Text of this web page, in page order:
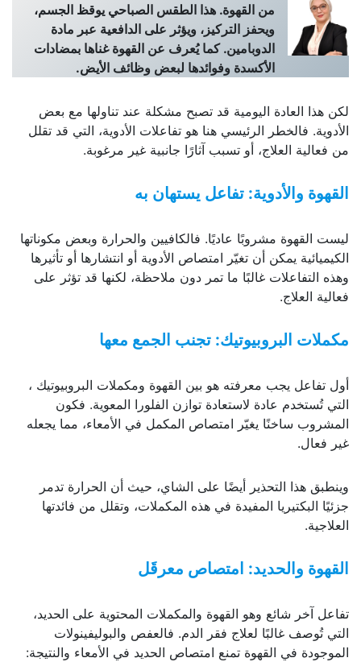
من القهوة. هذا الطقس الصباحي يوقظ الجسم،
ويحفز التركيز، ويؤثر على الدافعية عبر مادة
الدوبامين. كما يُعرف عن القهوة غناها بمضادات
الأكسدة وفوائدها لبعض وظائف الأيض.
لكن هذا العادة اليومية قد تصبح مشكلة عند تناولها مع بعض
الأدوية. فالخطر الرئيسي هنا هو تفاعلات الأدوية، التي قد تقلل
من فعالية العلاج، أو تسبب آثارًا جانبية غير مرغوبة.
القهوة والأدوية: تفاعل يستهان به
ليست القهوة مشروبًا عاديًا. فالكافيين والحرارة وبعض مكوناتها
الكيميائية يمكن أن تغيّر امتصاص الأدوية أو انتشارها أو تأثيرها
وهذه التفاعلات غالبًا ما تمر دون ملاحظة، لكنها قد تؤثر على
فعالية العلاج.
مكملات البروبيوتيك: تجنب الجمع معها
أول تفاعل يجب معرفته هو بين القهوة ومكملات البروبيوتيك ،
التي تُستخدم عادة لاستعادة توازن الفلورا المعوية. فكون
المشروب ساخنًا يغيّر امتصاص المكمل في الأمعاء، مما يجعله
غير فعال.
وينطبق هذا التحذير أيضًا على الشاي، حيث أن الحرارة تدمر
جزئيًا البكتيريا المفيدة في هذه المكملات، وتقلل من فائدتها
العلاجية.
القهوة والحديد: امتصاص معرقَل
تفاعل آخر شائع وهو القهوة والمكملات المحتوية على الحديد،
التي تُوصف غالبًا لعلاج فقر الدم. فالعفص والبوليفينولات
الموجودة في القهوة تمنع امتصاص الحديد في الأمعاء والنتيجة: